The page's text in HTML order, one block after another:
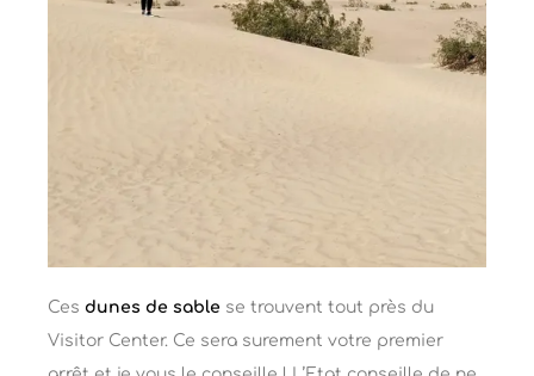
Ces dunes de sable se trouvent tout près du
Visitor Center. Ce sera surement votre premier